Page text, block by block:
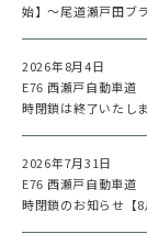
始】～尾道瀬戸田ブ
2026年8月4日
E76 西瀬戸自動車道
時閉鎖は終了いたし
2026年7月31日
E76 西瀬戸自動車道
時閉鎖のお知らせ【